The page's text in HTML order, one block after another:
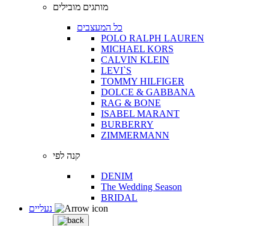
מותגים מובילים
כל המעצבים
POLO RALPH LAUREN
MICHAEL KORS
CALVIN KLEIN
LEVI`S
TOMMY HILFIGER
DOLCE & GABBANA
RAG & BONE
ISABEL MARANT
BURBERRY
ZIMMERMANN
קנה לפי
DENIM
The Wedding Season
BRIDAL